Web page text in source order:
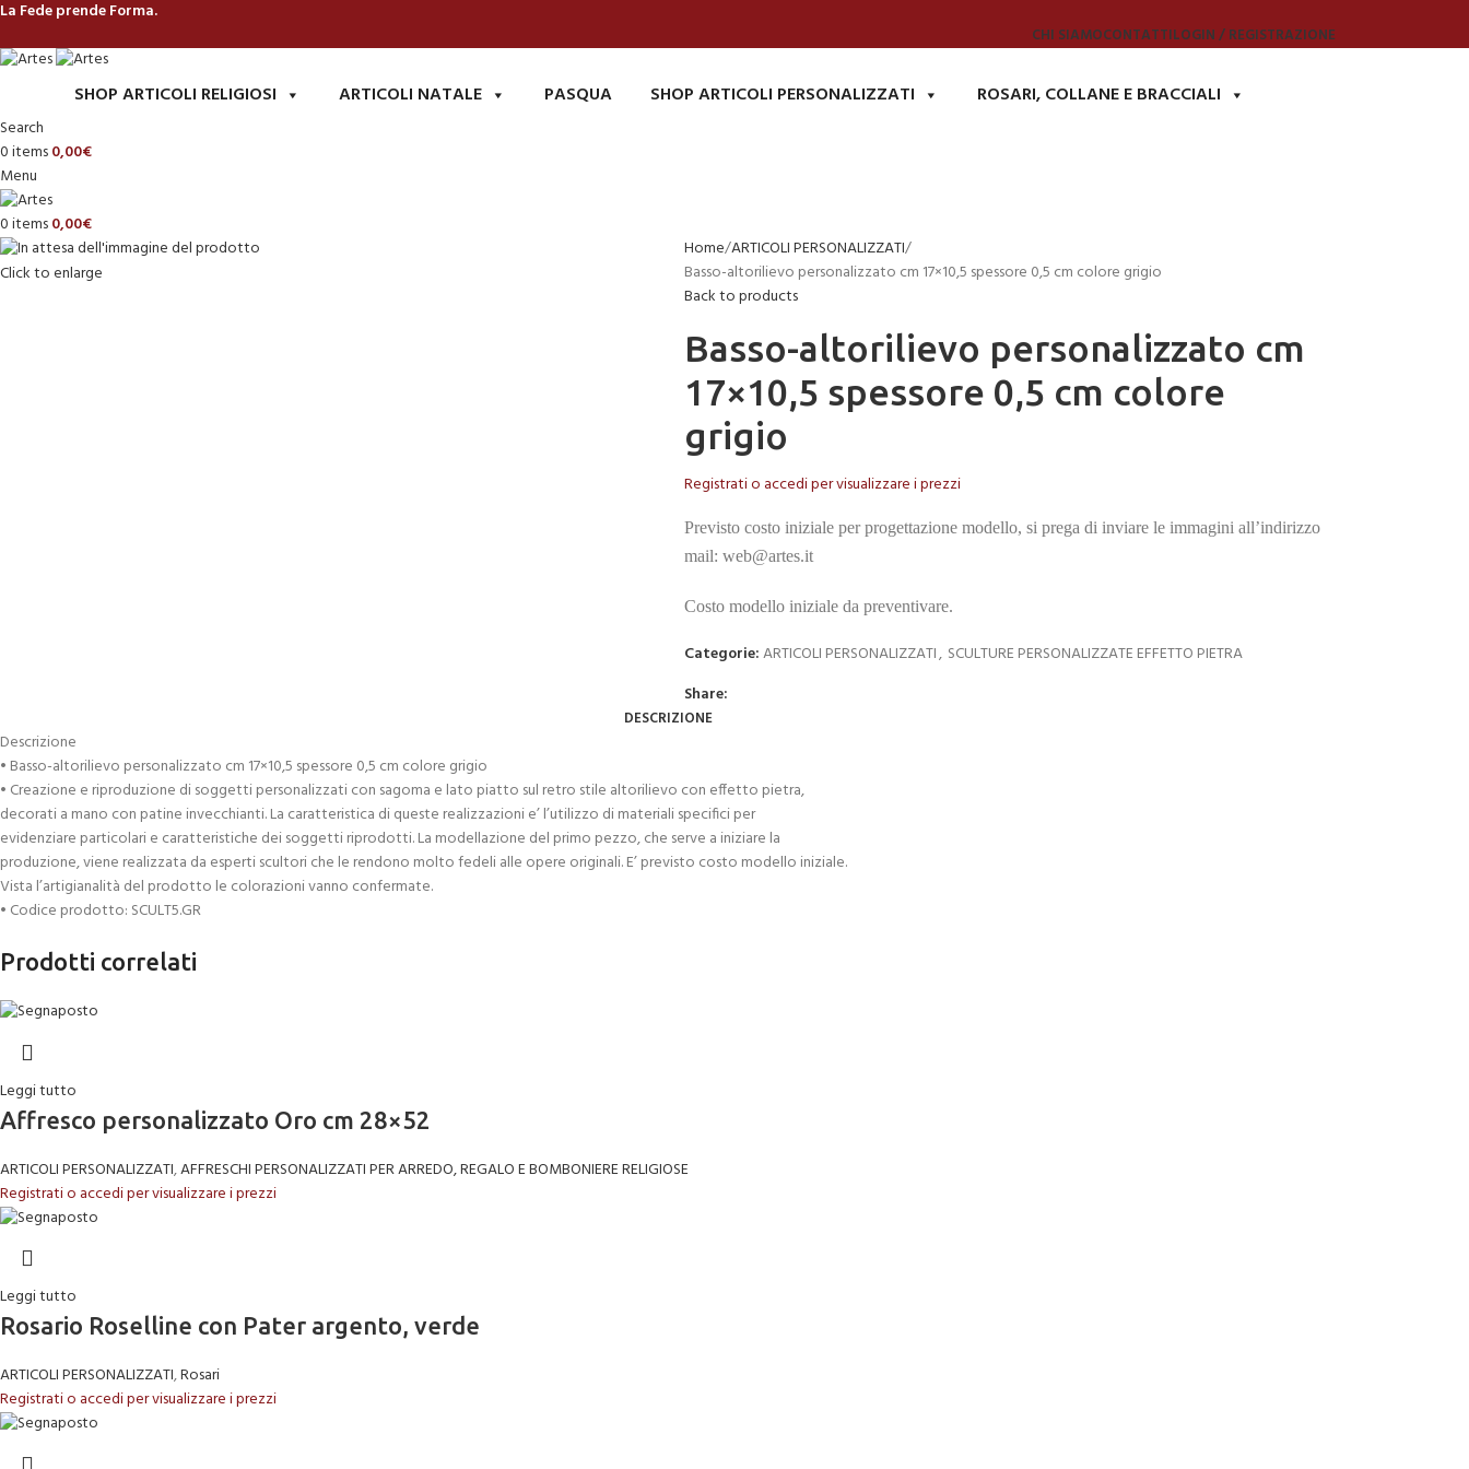
La Fede prende Forma.
CHI SIAMOCONTATTILOGIN / REGISTRAZIONE
SHOP ARTICOLI RELIGIOSI ARTICOLI NATALE PASQUA SHOP ARTICOLI PERSONALIZZATI ROSARI, COLLANE E BRACCIALI
Search
0items0,00€
Menu
0items0,00€
Click to enlarge
Home ARTICOLI PERSONALIZZATI
Basso-altorilievo personalizzato cm 17×10,5 spessore 0,5 cm colore grigio
Back to products
Basso-altorilievo personalizzato cm
17×10,5 spessore 0,5 cm colore
grigio
Registrati o accedi per visualizzare i prezzi
Previsto costo iniziale per progettazione modello, si prega di inviare le immagini all’indirizzo
mail: web@artes.it
Costo modello iniziale da preventivare.
Categorie:ARTICOLI PERSONALIZZATI, SCULTURE PERSONALIZZATE EFFETTO PIETRA
Share:
DESCRIZIONE
Descrizione
• Basso-altorilievo personalizzato cm 17×10,5 spessore 0,5 cm colore grigio
• Creazione e riproduzione di soggetti personalizzati con sagoma e lato piatto sul retro stile altorilievo con effetto pietra,
decorati a mano con patine invecchianti. La caratteristica di queste realizzazioni e’ l’utilizzo di materiali specifici per
evidenziare particolari e caratteristiche dei soggetti riprodotti. La modellazione del primo pezzo, che serve a iniziare la
produzione, viene realizzata da esperti scultori che le rendono molto fedeli alle opere originali. E’ previsto costo modello iniziale.
Vista l’artigianalità del prodotto le colorazioni vanno confermate.
• Codice prodotto: SCULT5.GR
Prodotti correlati
Leggi tutto
Affresco personalizzato Oro cm 28×52
ARTICOLI PERSONALIZZATI,AFFRESCHI PERSONALIZZATI PER ARREDO, REGALO E BOMBONIERE RELIGIOSE
Registrati o accedi per visualizzare i prezzi
Leggi tutto
Rosario Roselline con Pater argento, verde
ARTICOLI PERSONALIZZATI,Rosari
Registrati o accedi per visualizzare i prezzi